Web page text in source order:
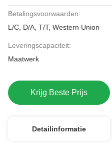
Betalingsvoorwaarden:
L/C, D/A, T/T, Western Union
Leveringscapaciteit:
Maatwerk
Krijg Beste Prijs
Detailinformatie